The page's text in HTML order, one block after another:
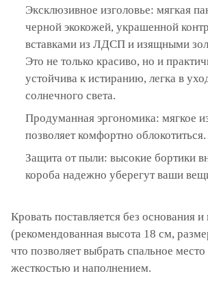
Эксклюзивное изголовье: мягкая
черной экокожей, украшенной
вставками из ЛДСП и изящными
Это не только красиво, но и
устойчива к истиранию, легка в
солнечного света.
Продуманная эргономика: мягкое
позволяет комфортно облокотиться.
Защита от пыли: высокие бортики
короба надежно уберегут ваши
Кровать поставляется без основания и
(рекомендованная высота 18 см,
что позволяет выбрать спальное
жесткостью и наполнением.